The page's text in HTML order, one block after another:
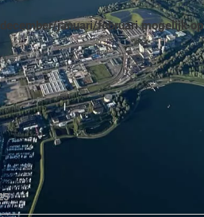
januari/februari mogelijk op